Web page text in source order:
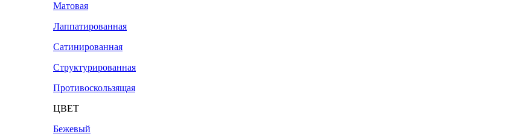
Матовая
Лаппатированная
Сатинированная
Структурированная
Противоскользящая
ЦВЕТ
Бежевый